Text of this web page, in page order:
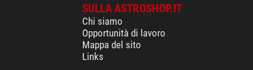
SULLA ASTROSHOP.IT
Chi siamo
Opportunità di lavoro
Mappa del sito
Links